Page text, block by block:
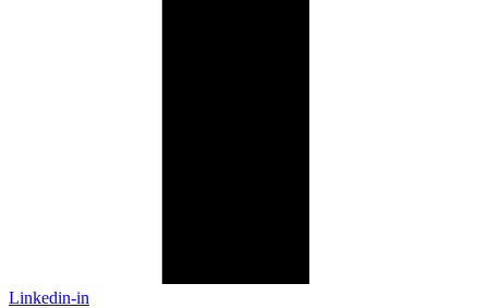
Linkedin-in